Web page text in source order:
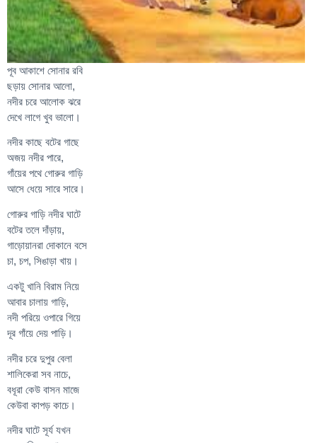
পূব আকাশে সোনার রবি
ছড়ায় সোনার আলো,
নদীর চরে আলোক ঝরে
দেখে লাগে খুব ভালো।
নদীর কাছে বটের গাছে
অজয় নদীর পারে,
গাঁয়ের পথে গোরুর গাড়ি
আসে ধেয়ে সারে সারে।
গোরুর গাড়ি নদীর ঘাটে
বটের তলে দাঁড়ায়,
গাড়োয়ানরা দোকানে বসে
চা, চপ, সিঙাড়া খায়।
একটু খানি বিরাম নিয়ে
আবার চালায় গাড়ি,
নদী পরিয়ে ওপারে গিয়ে
দূর গাঁয়ে দেয় পাড়ি।
নদীর চরে দুপুর বেলা
শালিকেরা সব নাচে,
বধূরা কেউ বাসন মাজে
কেউবা কাপড় কাচে।
নদীর ঘাটে সূর্য যখন